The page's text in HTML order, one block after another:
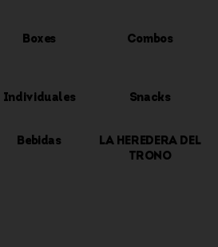
Boxes Combos
Individuales Snacks
Bebidas
LA HEREDERA DEL
TRONO